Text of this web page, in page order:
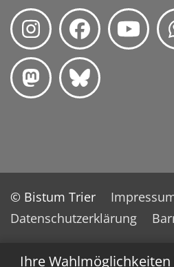
Ihre
© Bistum Trier
Datenschutzerklärung